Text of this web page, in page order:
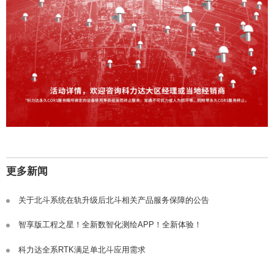
更多新闻
关于北斗系统在轨升级后北斗相关产品服务保障的公告
智享版工程之星！全新数智化测绘APP！全新体验！
科力达全系RTK满足单北斗应用需求